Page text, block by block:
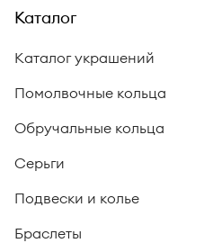
Каталог
Каталог украшений
Помолвочные кольца
Обручальные кольца
Серьги
Подвески и колье
Браслеты